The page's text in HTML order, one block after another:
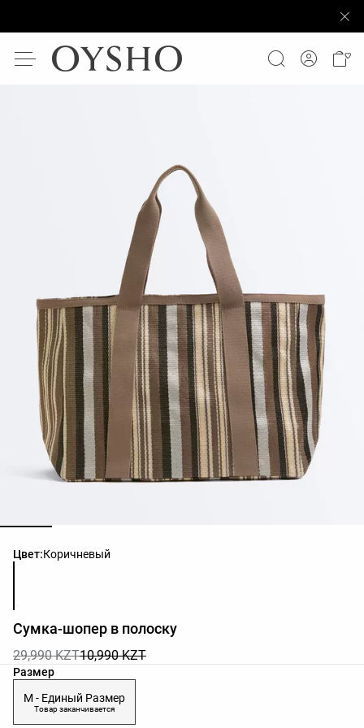
Цвет:Коричневый
Список цветов товара
Сумка-шопер в полоску
29,990 KZT10,990 KZT
Размер
Список размеров товара
M - Единый Размер
Товар заканчивается